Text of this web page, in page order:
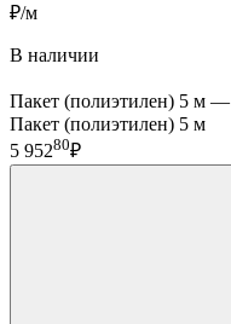
₽/м
В наличии
Пакет (полиэтилен) 5 м —
Пакет (полиэтилен) 5 м
5 95280₽